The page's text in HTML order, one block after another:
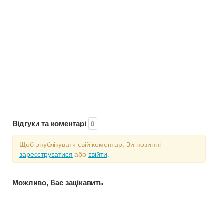
Відгуки та коментарі 0
Щоб опублікувати свій коментар, Ви повинні
зареєструватися або ввійти.
Можливо, Вас зацікавить